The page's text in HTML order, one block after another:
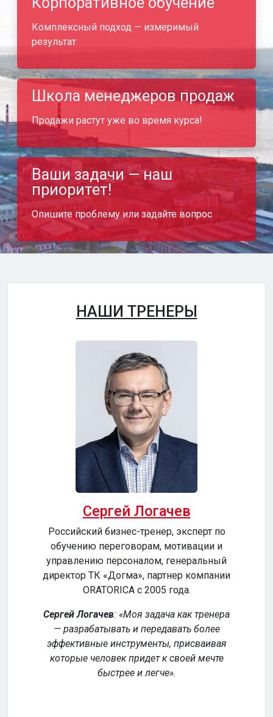
Комплексный подход — измеримый
результат
Школа менеджеров продаж
Продажи растут уже во время курса!
Ваши задачи — наш
приоритет!
Опишите проблему или задайте вопрос
НАШИ ТРЕНЕРЫ
Сергей Логачев
Российский бизнес-тренер, эксперт по
обучению переговорам, мотивации и
управлению персоналом, генеральный
директор ТК «Догма», партнер компании
ORATORICA c 2005 года.
Сергей Логачев: Моя задача как тренера
— разрабатывать и передавать более
эффективные инструменты, присваивая
которые человек придет к своей мечте
быстрее и легче .